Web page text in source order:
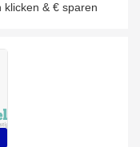
& € sparen